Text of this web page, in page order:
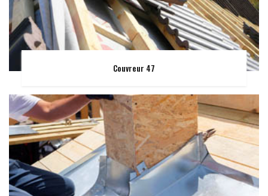
Couvreur 47